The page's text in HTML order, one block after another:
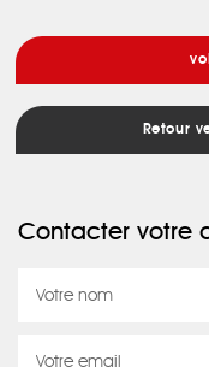
Retour
Contacter votre